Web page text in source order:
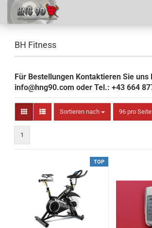
BH Fitness
Für Bestellungen Kontaktieren Sie uns
info@hng90.com oder Tel.: +43 664
Sortieren nach
Sortieren nach 96 pro Seite
pro Seite
1
TOP